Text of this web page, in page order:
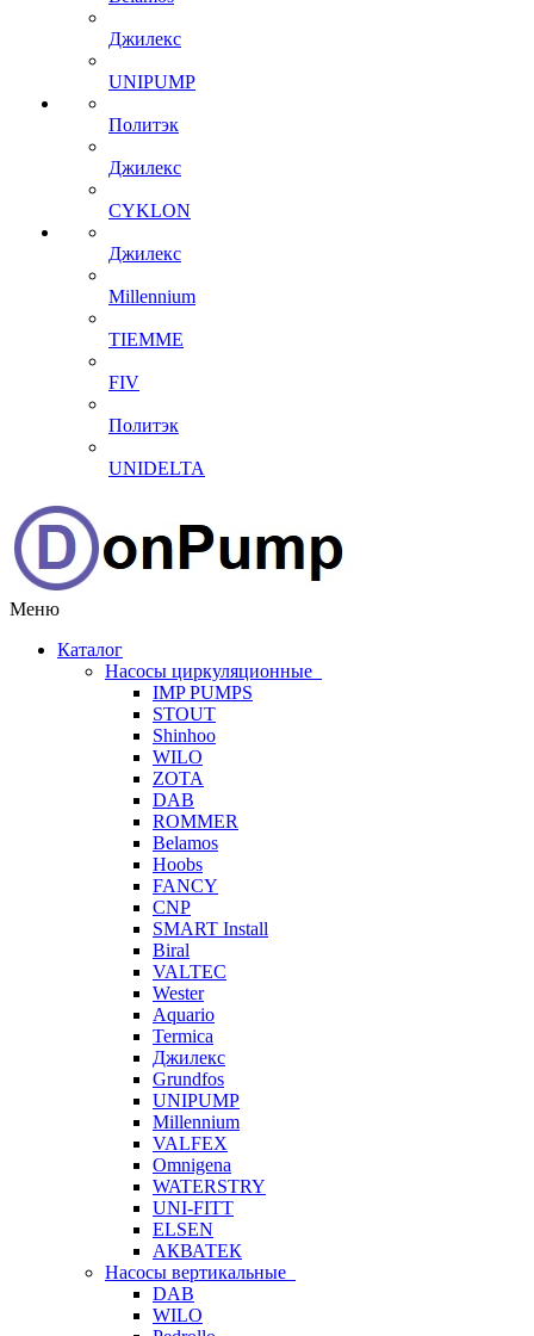
Джилекс
UNIPUMP
Политэк
Джилекс
CYKLON
Джилекс
Millennium
TIEMME
FIV
Политэк
UNIDELTA
Меню
Каталог
Насосы циркуляционные
IMP PUMPS
STOUT
Shinhoo
WILO
ZOTA
DAB
ROMMER
Belamos
Hoobs
FANCY
CNP
SMART Install
Biral
VALTEC
Wester
Aquario
Termica
Джилекс
Grundfos
UNIPUMP
Millennium
VALFEX
Omnigena
WATERSTRY
UNI-FITT
ELSEN
АКВАТЕК
Насосы вертикальные
DAB
WILO